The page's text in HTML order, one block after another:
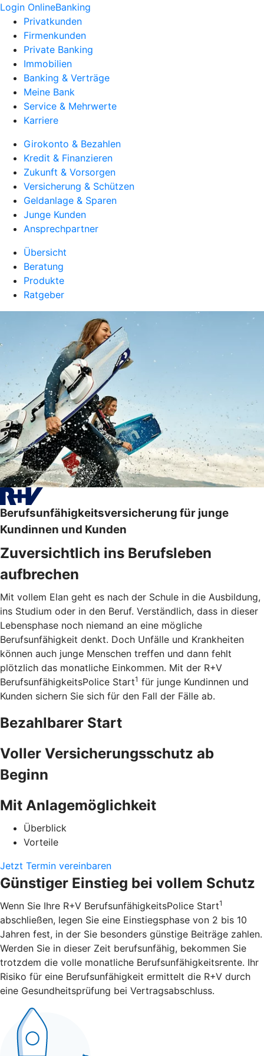
Login OnlineBanking
Privatkunden
Firmenkunden
Private Banking
Immobilien
Banking & Verträge
Meine Bank
Service & Mehrwerte
Karriere
Girokonto & Bezahlen
Kredit & Finanzieren
Zukunft & Vorsorgen
Versicherung & Schützen
Geldanlage & Sparen
Junge Kunden
Ansprechpartner
Übersicht
Beratung
Produkte
Ratgeber
Berufsunfähigkeitsversicherung für junge
Kundinnen und Kunden
Zuversichtlich ins Berufsleben
aufbrechen
Mit vollem Elan geht es nach der Schule in die Ausbildung,
ins Studium oder in den Beruf. Verständlich, dass in dieser
Lebensphase noch niemand an eine mögliche
Berufsunfähigkeit denkt. Doch Unfälle und Krankheiten
können auch junge Menschen treffen und dann fehlt
plötzlich das monatliche Einkommen. Mit der R+V
BerufsunfähigkeitsPolice Start1 für junge Kundinnen und
Kunden sichern Sie sich für den Fall der Fälle ab.
Bezahlbarer Start
Voller Versicherungsschutz ab
Beginn
Mit Anlagemöglichkeit
Überblick
Vorteile
Jetzt Termin vereinbaren
Günstiger Einstieg bei vollem Schutz
Wenn Sie Ihre R+V BerufsunfähigkeitsPolice Start1
abschließen, legen Sie eine Einstiegsphase von 2 bis 10
Jahren fest, in der Sie besonders günstige Beiträge zahlen.
Werden Sie in dieser Zeit berufsunfähig, bekommen Sie
trotzdem die volle monatliche Berufsunfähigkeitsrente. Ihr
Risiko für eine Berufsunfähigkeit ermittelt die R+V durch
eine Gesundheitsprüfung bei Vertragsabschluss.